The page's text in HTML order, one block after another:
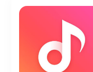
و منحصر به فرد.